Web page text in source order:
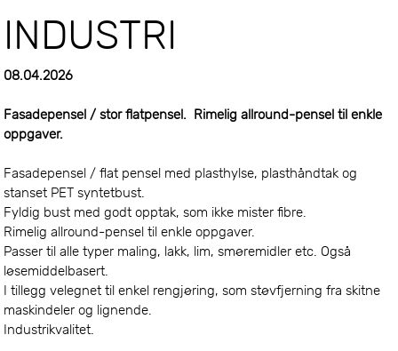
INDUSTRI
08.04.2026
Fasadepensel / stor flatpensel. Rimelig allround-pensel til enkle
oppgaver.
Fasadepensel / flat pensel med plasthylse, plasthåndtak og
stanset PET syntetbust.
Fyldig bust med godt opptak, som ikke mister fibre.
Rimelig allround-pensel til enkle oppgaver.
Passer til alle typer maling, lakk, lim, smøremidler etc. Også
løsemiddelbasert.
I tillegg velegnet til enkel rengjøring, som støvfjerning fra skitne
maskindeler og lignende.
Industrikvalitet.